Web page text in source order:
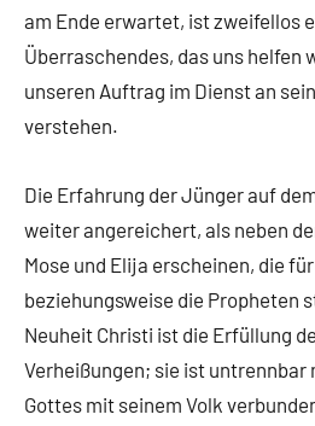
am Ende erwartet, ist zweifellos
Überraschendes, das uns helfen
unseren Auftrag im Dienst an
verstehen.
Die Erfahrung der Jünger auf
weiter angereichert, als neben
Mose und Elija erscheinen, die
beziehungsweise die Propheten
Neuheit Christi ist die Erfüllung
Verheißungen; sie ist untrennbar
Gottes mit seinem Volk